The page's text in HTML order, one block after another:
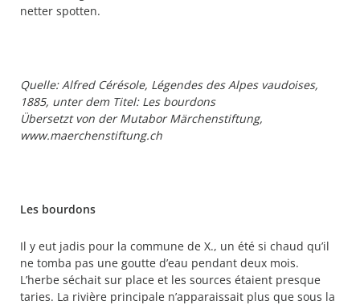
netter spotten.
Quelle: Alfred Cérésole, Légendes des Alpes vaudoises,
1885, unter dem Titel: Les bourdons
Übersetzt von der Mutabor Märchenstiftung,
www.maerchenstiftung.ch
Les bourdons
Il y eut jadis pour la commune de X., un été si chaud qu’il
ne tomba pas une goutte d’eau pendant deux mois.
L’herbe séchait sur place et les sources étaient presque
taries. La rivière principale n’apparaissait plus que sous la